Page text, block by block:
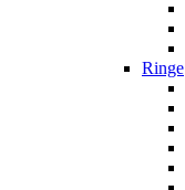
Ringe